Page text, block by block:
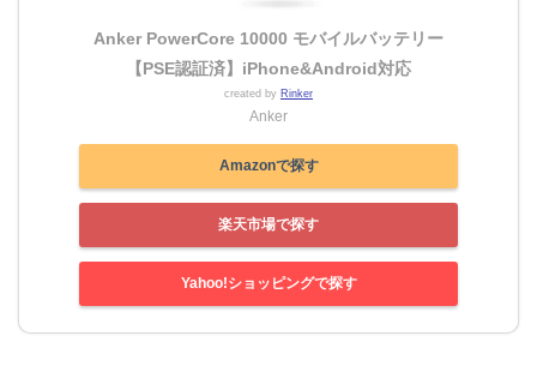
Anker PowerCore 10000 モバイルバッテリー
【PSE認証済】iPhone&Android対応
created by Rinker
Anker
Amazonで探す
楽天市場で探す
Yahoo!ショッピングで探す